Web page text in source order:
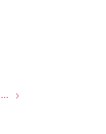
Alfa Romeo Giulietta financieren: 3,9 procent rente